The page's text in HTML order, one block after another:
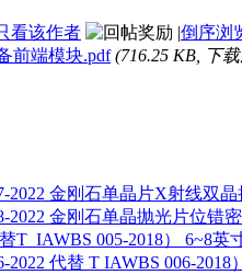
看该作者 |倒序浏
前端模块.pdf (716.25 KB, 下
2022 金刚石单晶片X射线双
2022 金刚石单晶抛光片位错
T_IAWBS 005-2018） 6~8英
2022 代替 T IAWBS 006-